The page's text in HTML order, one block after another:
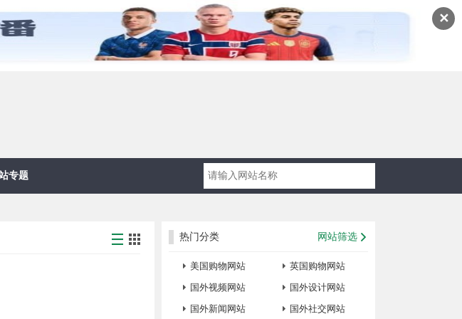
✕
专题
热门分类 网站筛选
美国购物网站
英国购物网站
国外视频网站
国外设计网站
国外新闻网站
国外社交网站